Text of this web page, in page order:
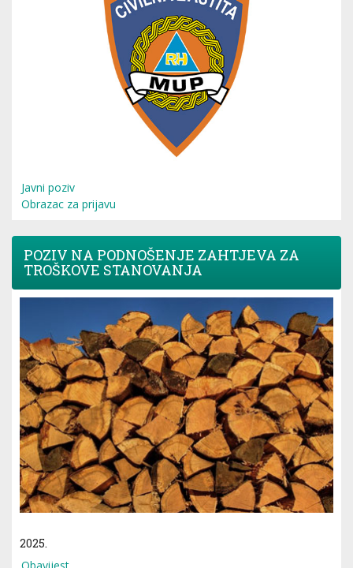
Javni poziv
Obrazac za prijavu
POZIV NA PODNOŠENJE ZAHTJEVA ZA
TROŠKOVE STANOVANJA
2025.